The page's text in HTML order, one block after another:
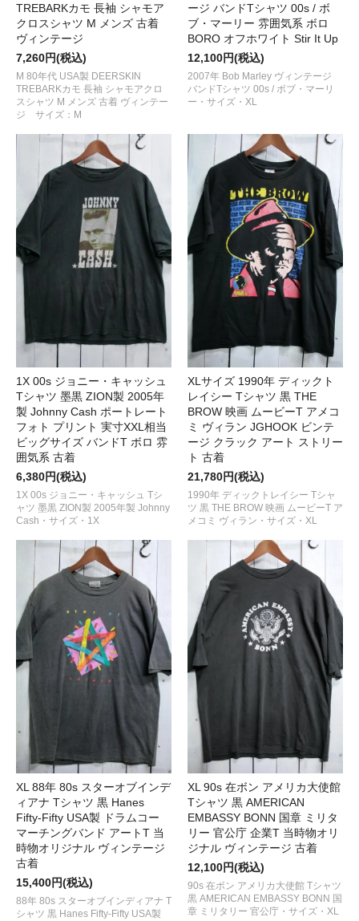
TREBARKカモ 長袖 シャモア
クロスシャツ M メンズ 古着
ヴィンテージ
7,260円(税込)
M 80年代 USA製 DEERSKIN
TREBARKカモ 長袖 シャモアクロ
スシャツ M メンズ 古着 ヴィンテー
ジ サイズ：M
ージ バンドTシャツ 00s / ボ
ブ・マーリー 雰囲気系 ボロ
BORO オフホワイト Stir It Up
12,100円(税込)
2007年 Bob Marley ヴィンテージ
バンドTシャツ 00s / ボブ・マーリ
ー・サイズ・XL
1X 00s ジョニー・キャッシュ
Tシャツ 墨黒 ZION製 2005年
製 Johnny Cash ポートレート
フォト プリント 実寸XXL相当
ビッグサイズ バンドT ボロ 雰
囲気系 古着
6,380円(税込)
1X 00s ジョニー・キャッシュ Tシ
ャツ 墨黒 ZION製 2005年製 Johnny
Cash・サイズ・1X
XLサイズ 1990年 ディックト
レイシー Tシャツ 黒 THE
BROW 映画 ムービーT アメコ
ミ ヴィラン JGHOOK ビンテ
ージ クラック アート ストリー
ト 古着
21,780円(税込)
1990年 ディックトレイシー Tシャ
ツ 黒 THE BROW 映画 ムービーT ア
メコミ ヴィラン・サイズ・XL
XL 88年 80s スターオブインデ
ィアナ Tシャツ 黒 Hanes
Fifty-Fifty USA製 ドラムコー
マーチングバンド アートT 当
時物オリジナル ヴィンテージ
古着
15,400円(税込)
88年 80s スターオブインディアナ T
シャツ 黒 Hanes Fifty-Fifty USA製
XL 90s 在ボン アメリカ大使館
Tシャツ 黒 AMERICAN
EMBASSY BONN 国章 ミリタ
リー 官公庁 企業T 当時物オリ
ジナル ヴィンテージ 古着
12,100円(税込)
90s 在ボン アメリカ大使館 Tシャツ
黒 AMERICAN EMBASSY BONN 国
章 ミリタリー 官公庁・サイズ・XL